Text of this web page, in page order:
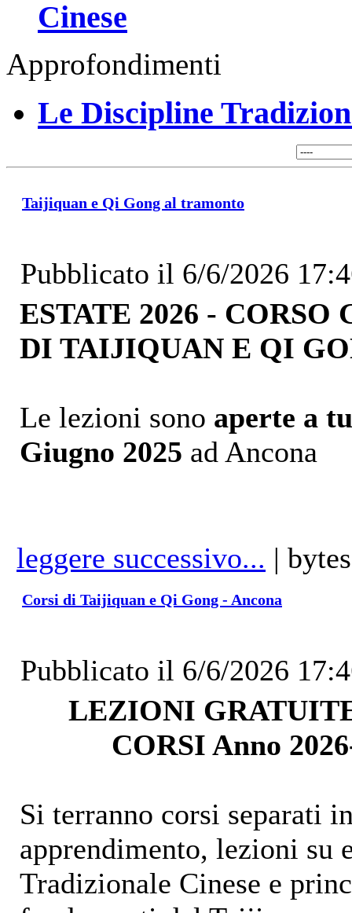
Cinese
Approfondimenti
Le Discipline
Taijiquan e Qi Gong al tramonto
Pubblicato il 6/6/2026
ESTATE 2026 -
DI TAIJIQUAN E QI
Le lezioni sono aperte a
Giugno 2025 ad Ancona
leggere successivo... | bytes
Corsi di Taijiquan e Qi Gong - Ancona
Pubblicato il 6/6/2026
LEZIONI
CORSI Anno
Si terranno corsi separati
apprendimento, lezioni su
Tradizionale Cinese e